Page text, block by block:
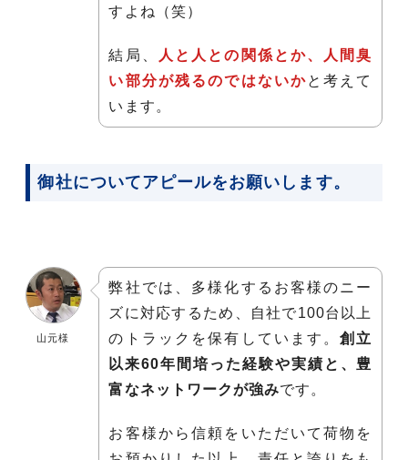
すよね（笑）
結局、
人と人との関係とか、人間臭
い部分が残るのではないかと考えて
います。
御社についてアピールをお願いします。
山元様
弊社では、多様化するお客様のニー
ズに対応するため、自社で100台以上
のトラックを保有しています。創立
以来60年間培った経験や実績と、豊
富なネットワークが強みです。
お客様から信頼をいただいて荷物を